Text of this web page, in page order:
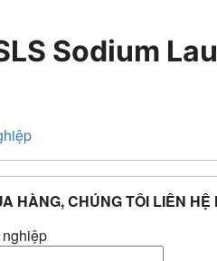
Sodium
HÀNG, CHÚNG TÔI LIÊN